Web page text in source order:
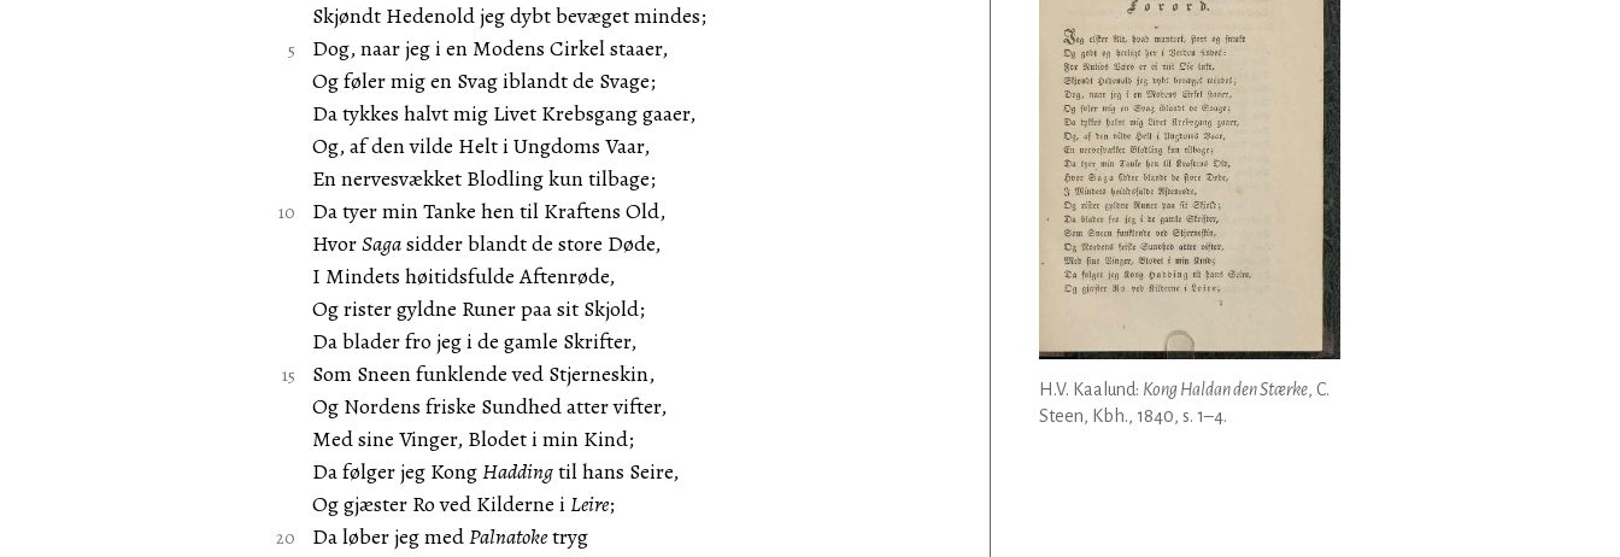
Skjøndt Hedenold jeg dybt bevæget mindes;
Dog, naar jeg i en Modens Cirkel staaer,
Og føler mig en Svag iblandt de Svage;
Da tykkes halvt mig Livet Krebsgang gaaer,
Og, af den vilde Helt i Ungdoms Vaar,
En nervesvækket Blodling kun tilbage;
Da tyer min Tanke hen til Kraftens Old,
HvorSagasidder blandt de store Døde,
I Mindets høitidsfulde Aftenrøde,
Og rister gyldne Runer paa sit Skjold;
Da blader fro jeg i de gamle Skrifter,
Som Sneen funklende ved Stjerneskin,
Og Nordens friske Sundhed atter vifter,
Med sine Vinger, Blodet i min Kind;
Da følger jeg KongHaddingtil hans Seire,
Og gjæster Ro ved Kilderne i Leire;
Da løber jeg medPalnatoketryg
H.V. Kaalund: Kong Haldan den Stærke, C.
Steen, Kbh., 1840, s. 1–4.